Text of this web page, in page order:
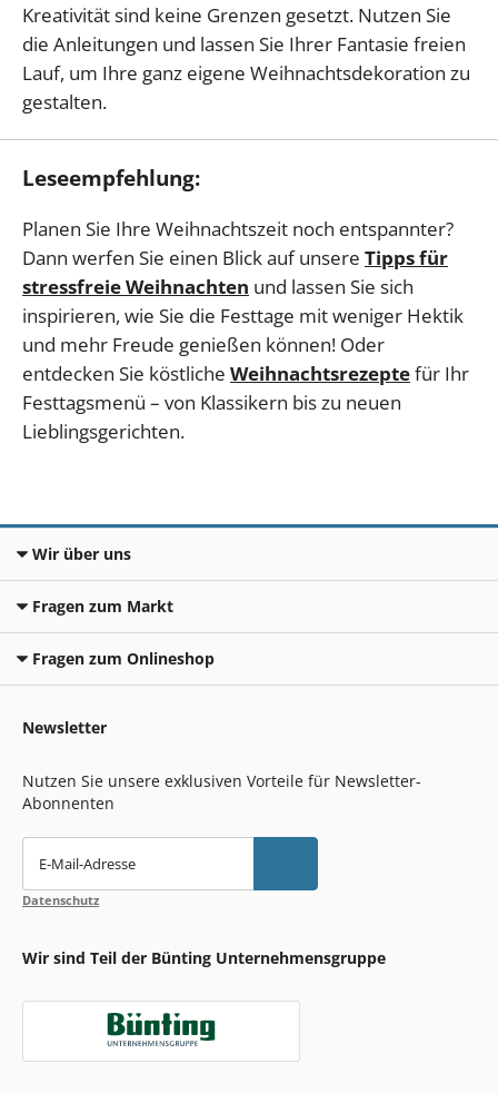
Kreativität sind keine Grenzen gesetzt. Nutzen Sie
die Anleitungen und lassen Sie Ihrer Fantasie freien
Lauf, um Ihre ganz eigene Weihnachtsdekoration zu
gestalten.
Leseempfehlung:
Planen Sie Ihre Weihnachtszeit noch entspannter?
Dann werfen Sie einen Blick auf unsere Tipps für
stressfreie Weihnachten und lassen Sie sich
inspirieren, wie Sie die Festtage mit weniger Hektik
und mehr Freude genießen können! Oder
entdecken Sie köstliche Weihnachtsrezeptefür Ihr
Festtagsmenü – von Klassikern bis zu neuen
Lieblingsgerichten.
Wir über uns
Fragen zum Markt
Fragen zum Onlineshop
Newsletter
Nutzen Sie unsere exklusiven Vorteile für Newsletter-
Abonnenten
E-Mail-Adresse
Datenschutz
Wir sind Teil der Bünting Unternehmensgruppe